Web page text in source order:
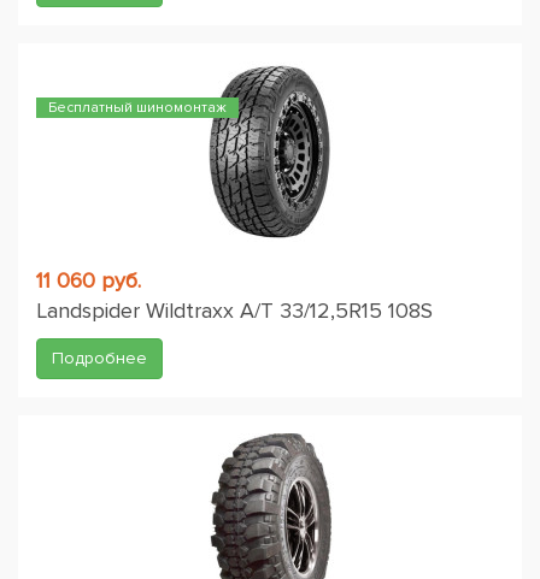
Бесплатный шиномонтаж
11 060 руб.
Landspider Wildtraxx A/T 33/12,5R15 108S
Подробнее